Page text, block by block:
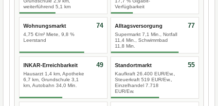
weiterführend 5,1 km
Verfügbarkeit
Wohnungsmarkt
4,75 €/m² Miete, 9,8 %
Leerstand
74 Alltagsversorgung
Supermarkt 7,1 Min., Notfall
11,4 Min., Schwimmbad
11,8 Min.
77
INKAR-Erreichbarkeit
Hausarzt 1,4 km, Apotheke
6,7 km, Grundschule 3,1
km, Autobahn 34,0 Min.
49 Standortmarkt
Kaufkraft 26.400 EUR/Ew.,
Steuerkraft 519 EUR/Ew.,
Einzelhandel 7.718
EUR/Ew.
55